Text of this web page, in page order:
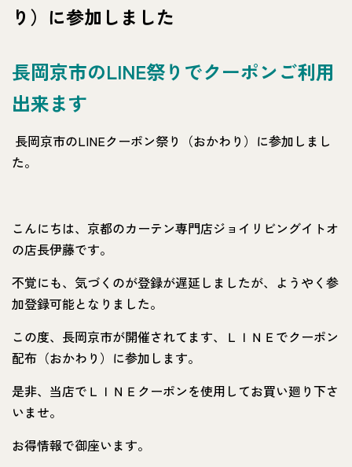
り）に参加しました
長岡京市のLINE祭りでクーポンご利用
出来ます
長岡京市のLINEクーポン祭り（おかわり）に参加しまし
た。
こんにちは、京都のカーテン専門店ジョイリビングイトオ
の店長伊藤です。
不覚にも、気づくのが登録が遅延しましたが、ようやく参
加登録可能となりました。
この度、長岡京市が開催されてます、ＬＩＮＥでクーポン
配布（おかわり）に参加します。
是非、当店でＬＩＮＥクーポンを使用してお買い廻り下さ
いませ。
お得情報で御座います。